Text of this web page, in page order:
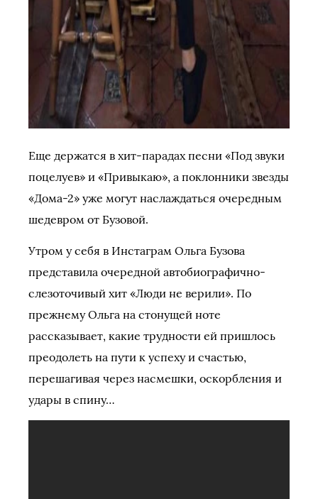
Еще держатся в хит-парадах песни «Под звуки
поцелуев» и «Привыкаю», а поклонники звезды
«Дома-2» уже могут наслаждаться очередным
шедевром от Бузовой.
Утром у себя в Инстаграм Ольга Бузова
представила очередной автобиографично-
слезоточивый хит «Люди не верили». По
прежнему Ольга на стонущей ноте
рассказывает, какие трудности ей пришлось
преодолеть на пути к успеху и счастью,
перешагивая через насмешки, оскорбления и
удары в спину…